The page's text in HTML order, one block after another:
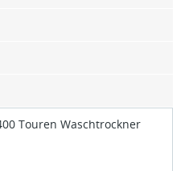
Touren Waschtrockner